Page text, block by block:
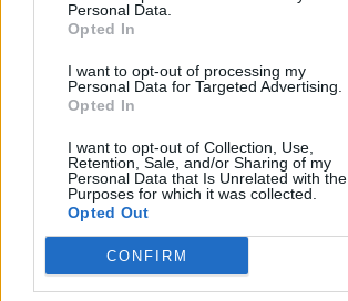
Personal Data.
Opted In
I want to opt-out of processing my
Personal Data for Targeted Advertising.
Opted In
I want to opt-out of Collection, Use,
Retention, Sale, and/or Sharing of my
Personal Data that Is Unrelated with the
Purposes for which it was collected.
Opted Out
CONFIRM
Aldi: Επέκταση δικτύου
στην Ιταλία
11/10/2019 - 15:02 11/10/